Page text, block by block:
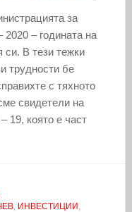
за
– годината на
си. В тези тежки
трудности бе
с тяхното
свидетели на
19, която е част
, ИНВЕСТИЦИИ ,